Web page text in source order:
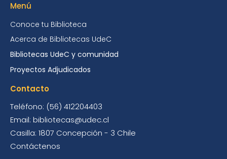
Menú
Conoce tu Biblioteca
Acerca de Bibliotecas UdeC
Bibliotecas UdeC y comunidad
Proyectos Adjudicados
Contacto
Teléfono: (56) 412204403
Email: bibliotecas@udec.cl
Casilla: 1807 Concepción - 3 Chile
Contáctenos